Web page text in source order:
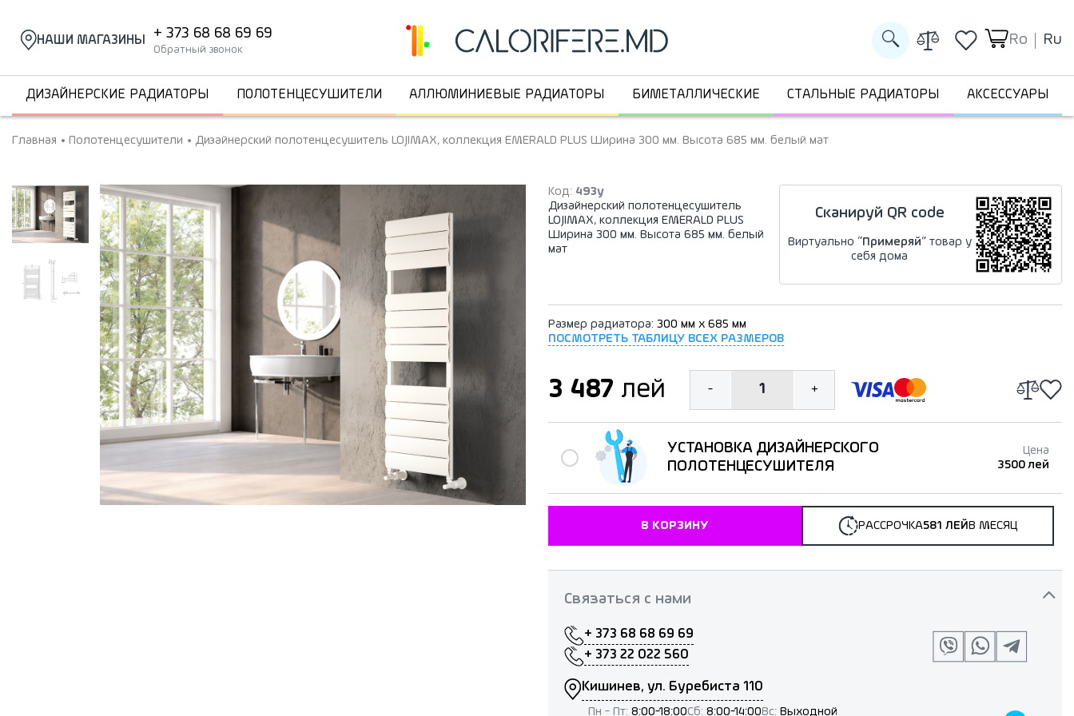
НАШИ МАГАЗИНЫ + 373 68 68 69 69
Обратный звонок
Ro Ru
ДИЗАЙНЕРСКИЕ РАДИАТОРЫ ПОЛОТЕНЦЕСУШИТЕЛИ АЛЛЮМИНИЕВЫЕ РАДИАТОРЫ БИМЕТАЛЛИЧЕСКИЕ СТАЛЬНЫЕ РАДИАТОРЫ АКСЕССУАРЫ
Главная Полотенцесушители Дизайнерский полотенцесушитель LOJIMAX, коллекция EMERALD PLUS Ширина 300 мм. Высота 685 мм. белый мат
Код: 493y
Дизайнерский полотенцесушитель
LOJIMAX, коллекция EMERALD PLUS
Ширина 300 мм. Высота 685 мм. белый
мат
Сканируй QR code
Виртуально “Примеряй” товар у
себя дома
Размер радиатора: 300 мм x 685 мм
ПОСМОТРЕТЬ ТАБЛИЦУ ВСЕХ РАЗМЕРОВ
3 487 лей - 1 +
УСТАНОВКА ДИЗАЙНЕРСКОГО
ПОЛОТЕНЦЕСУШИТЕЛЯ
Цена
3500 лей
В КОРЗИНУ РАССРОЧКА581 ЛЕЙВ МЕСЯЦ
Связаться с нами
+ 373 68 68 69 69
+ 373 22 022 560
Кишинев, ул. Буребиста 110
Пн - Пт: 8:00-18:00Сб: 8:00-14:00Вс: Выходной